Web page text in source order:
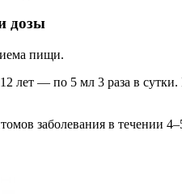
дозы
пищи.
лет — по 5 мл 3 раза в
заболевания в течении